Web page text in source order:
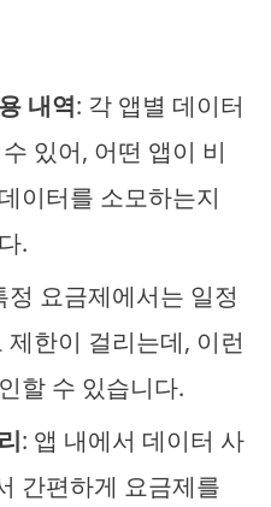
내역: 각 앱별 데이터
있어, 어떤 앱이 비
이터를 소모하는지
.
정 요금제에서는 일정
한이 걸리는데, 이런
할 수 있습니다.
: 앱 내에서 데이터 사
간편하게 요금제를